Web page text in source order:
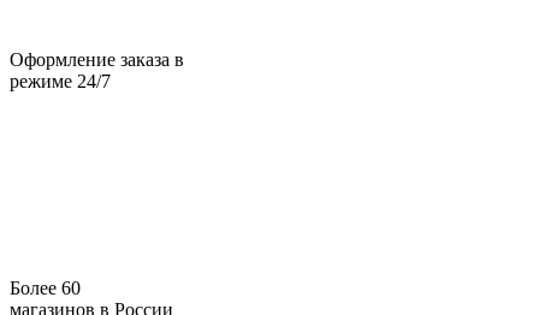
Оформление заказа в
режиме 24/7
Более 60
магазинов в России